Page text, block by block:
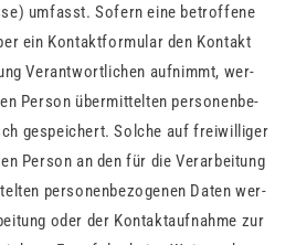
um­fasst. So­fern eine be­trof­fe­ne
ein Kon­takt­for­mu­lar den Kon­takt
Ver­ant­wort­li­chen auf­nimmt, wer­
Per­son über­mit­tel­ten per­so­nen­be­
ge­spei­chert. Sol­che auf frei­wil­li­ger
Per­son an den für die Ver­ar­bei­tung
per­so­nen­be­zo­ge­nen Daten wer­
oder der Kon­takt­auf­nah­me zur